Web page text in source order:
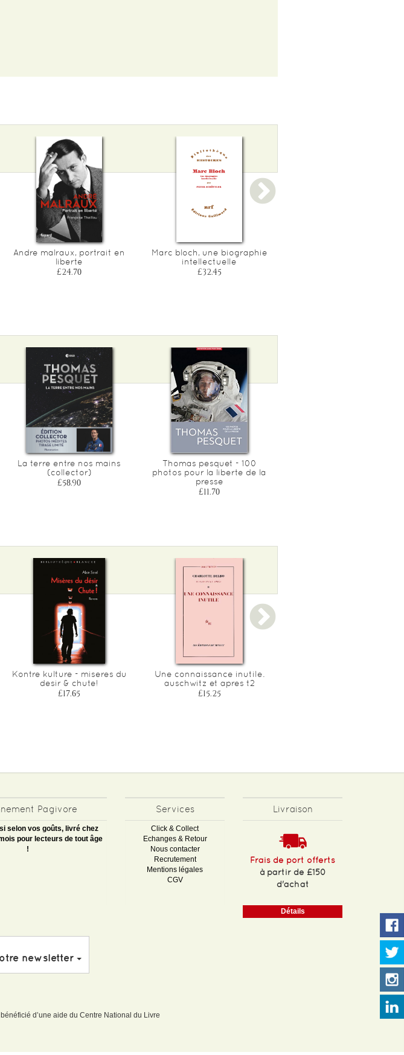
Andre malraux, portrait en
liberte
£24.70
Marc bloch, une biographie
intellectuelle
£32.45
La terre entre nos mains
(collector)
£58.90
Thomas pesquet - 100
photos pour la liberte de la
presse
£11.70
Kontre kulture - miseres du
desir & chute!
£17.65
Une connaissance inutile.
auschwitz et apres t2
£15.25
Pagivore
selon vos goûts, livré chez
pour lecteurs de tout âge
!
Services
Click & Collect
Echanges & Retour
Nous contacter
Recrutement
Mentions légales
CGV
Livraison
Frais de port offerts
à partir de £150
d'achat
Détails
newsletter
d’une aide du Centre National du Livre